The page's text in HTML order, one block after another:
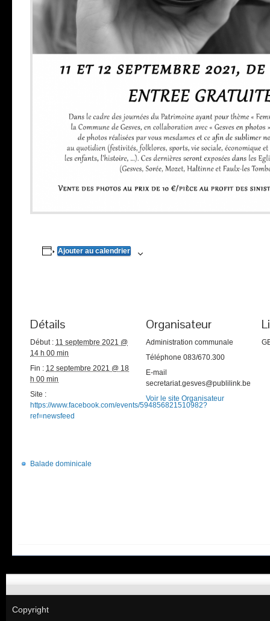
Ajouter au calendrier
Détails
Début : 11 septembre 2021 @
14 h 00 min
Fin : 12 septembre 2021 @ 18
h 00 min
Site :
https://www.facebook.com/events/594856821510982?
ref=newsfeed
Organisateur
Administration communale
Téléphone 083/670.300
E-mail
secretariat.gesves@publilink.be
Voir le site Organisateur
Balade dominicale
Copyright